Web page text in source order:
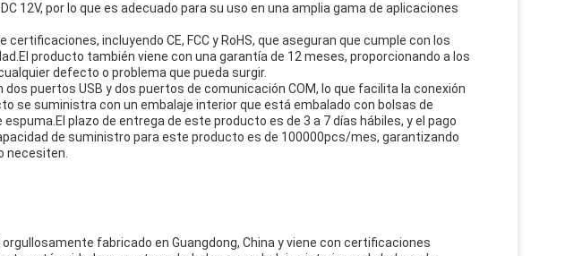
12V, por lo que es adecuado para su uso en una amplia gama de aplicaciones
certificaciones, incluyendo CE, FCC y RoHS, que aseguran que cumple con los
producto también viene con una garantía de 12 meses, proporcionando a los
defecto o problema que pueda surgir.
dos puertos USB y dos puertos de comunicación COM, lo que facilita la conexión
se suministra con un embalaje interior que está embalado con bolsas de
plazo de entrega de este producto es de 3 a 7 días hábiles, y el pago
de suministro para este producto es de 100000pcs/mes, garantizando
necesiten.
fabricado en Guangdong, China y viene con certificaciones